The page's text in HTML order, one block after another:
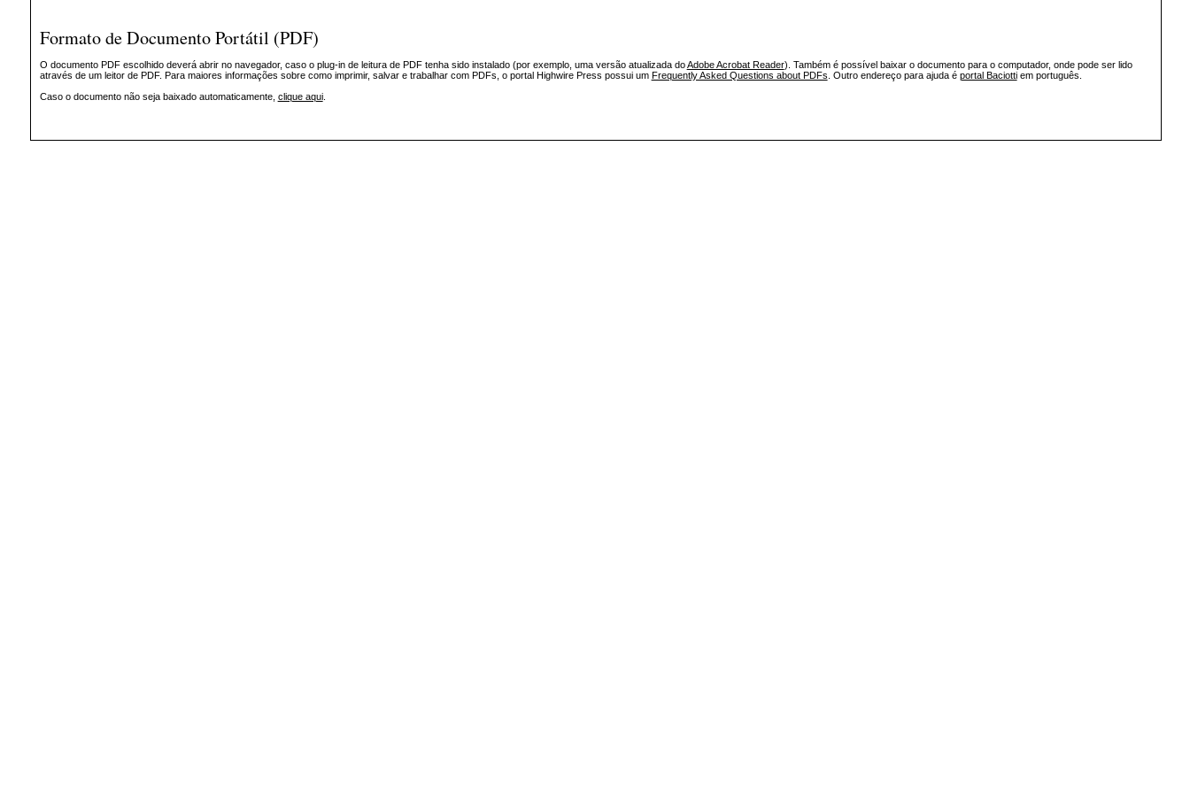
Formato de Documento Portátil (PDF)
O documento PDF escolhido deverá abrir no navegador, caso o plug-in de leitura de PDF tenha sido instalado (por exemplo, uma versão atualizada doAdobe Acrobat Reader). Também é possível baixar o documento para o computador, onde pode ser lido
através de um leitor de PDF. Para maiores informações sobre como imprimir, salvar e trabalhar com PDFs, o portal Highwire Press possui um Frequently Asked Questions about PDFs . Outro endereço para ajuda é portal Baciottiem português.
Caso o documento não seja baixado automaticamente, clique aqui.